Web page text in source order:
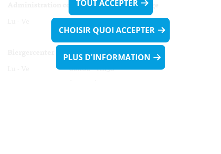
Administration communale de Walferdange
Lu - Ve 08h00 - 11h30
13h30 - 16h00
Lu - Ve 08h00 - 11h30
TOUT ACCEPTER
CHOISIR QUOI ACCEPTER
PLUS D'INFORMATION